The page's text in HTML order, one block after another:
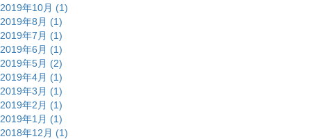
2019年10月 (1)
2019年8月 (1)
2019年7月 (1)
2019年6月 (1)
2019年5月 (2)
2019年4月 (1)
2019年3月 (1)
2019年2月 (1)
2019年1月 (1)
2018年12月 (1)